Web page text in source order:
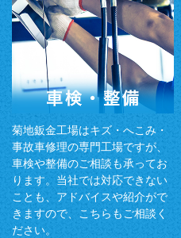
菊地鈑金工場はキズ・へこみ・
事故車修理の専門工場ですが、
車検や整備のご相談も承ってお
ります。当社では対応できない
ことも、アドバイスや紹介がで
きますので、こちらもご相談く
ださい。